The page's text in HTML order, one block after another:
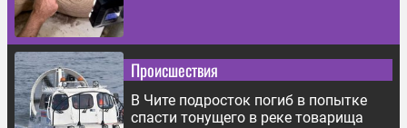
Происшествия
В Чите подросток погиб в попытке
спасти тонущего в реке товарища